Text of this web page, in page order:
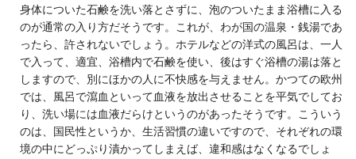
身体についた石鹸を洗い落とさずに、泡のついたまま浴槽に入る
のが通常の入り方だそうです。これが、わが国の温泉・銭湯であ
ったら、許されないでしょう。ホテルなどの洋式の風呂は、一人
で入って、適宜、浴槽内で石鹸を使い、後はすぐ浴槽の湯は落と
しますので、別にほかの人に不快感を与えません。かつての欧州
では、風呂で瀉血といって血液を放出させることを平気でしてお
り、洗い場には血液だらけというのがあったそうです。こういう
のは、国民性というか、生活習慣の違いですので、それぞれの環
境の中にどっぷり漬かってしまえば、違和感はなくなるでしょ